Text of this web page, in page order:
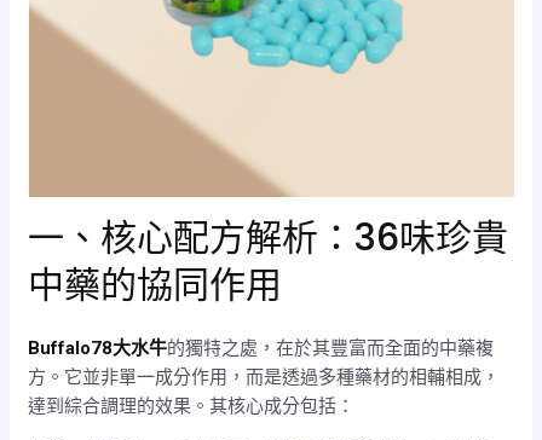
一、核心配方解析：36味珍貴
中藥的協同作用
Buffalo78大水牛的獨特之處，在於其豐富而全面的中藥複
方。它並非單一成分作用，而是透過多種藥材的相輔相成，
達到綜合調理的效果。其核心成分包括：